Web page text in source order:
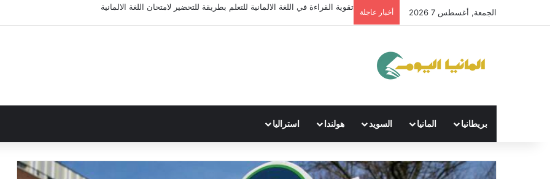
الجمعة, أغسطس 7 2026 أخبار عاجلة
تعرّف الآن على أفضل منصة تعليمية للغة الألمانية واغلب لغات اوربا
بريطانيا المانيا السويد هولندا استراليا